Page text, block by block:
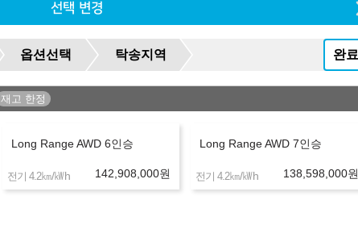
+8,496,000
40,071,000원
+18,757,440
선택 변경
옵션선택 탁송지역 완료
Long Range AWD 6인승
전기 4.2㎞/㎾h 142,908,000원
Long Range AWD 7인승
전기 4.2㎞/㎾h 138,598,000원